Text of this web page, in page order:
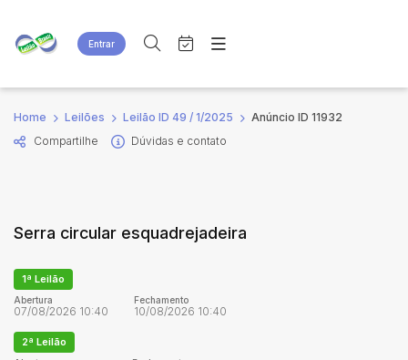
Entrar
Criar conta Entrar
Site
Agenda
Quem Somos
Busca por palavra-chave
Estados Cidade
Bairro
Judiciais
Quem Somos
Home Leilões Leilão ID 49 / 1/2025
Anúncio ID 11932
Compartilhe
Dúvidas e contato
Serra circular esquadrejadeira
1ª Leilão
Abertura
07/08/2026 10:40
Fechamento
10/08/2026 10:40
2ª Leilão